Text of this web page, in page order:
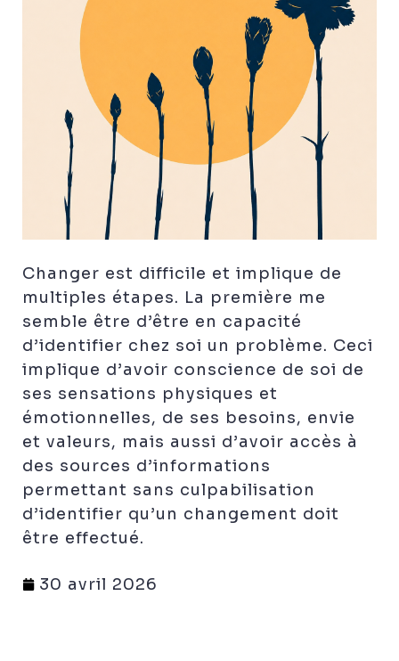
Changer est difficile et implique de
multiples étapes. La première me
semble être d’être en capacité
d’identifier chez soi un problème. Ceci
implique d’avoir conscience de soi de
ses sensations physiques et
émotionnelles, de ses besoins, envie
et valeurs, mais aussi d’avoir accès à
des sources d’informations
permettant sans culpabilisation
d’identifier qu’un changement doit
être effectué.
30 avril 2026